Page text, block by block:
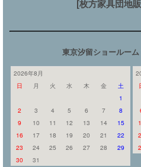
[枚方家具団地
東京汐留ショールー
2026年8月
日
月 火 水 木 金
土
1
2
3 4 5 6 7
8
9
10 11 12 13 14
15
16
17 18 19 20 21
22
23
24 25 26 27 28
29
30
31